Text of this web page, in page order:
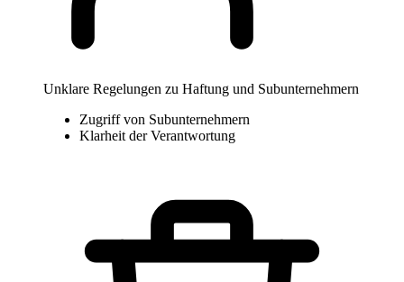
Unklare Regelungen zu Haftung und Subunternehmern
Zugriff von Subunternehmern
Klarheit der Verantwortung